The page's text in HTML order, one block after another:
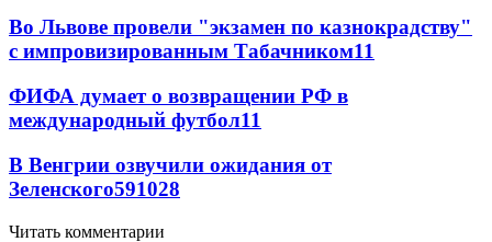
Во Львове провели "экзамен по казнокрадству"
с импровизированным Табачником11
ФИФА думает о возвращении РФ в
международный футбол11
В Венгрии озвучили ожидания от
Зеленского591028
Читать комментарии